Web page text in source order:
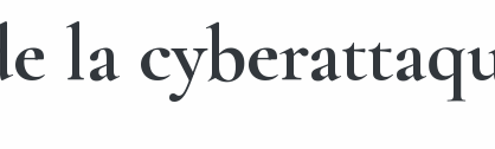
la